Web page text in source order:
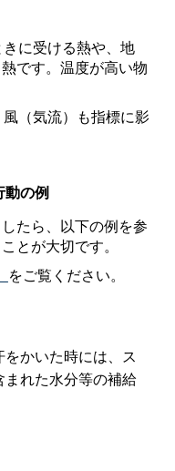
に受ける熱や、地
です。温度が高い物
（気流）も指標に影
動の例
たら、以下の例を参
とが大切です。
をご覧ください。
かいた時には、ス
れた水分等の補給